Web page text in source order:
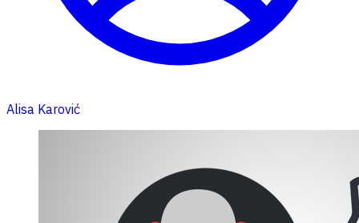
Alisa Karović